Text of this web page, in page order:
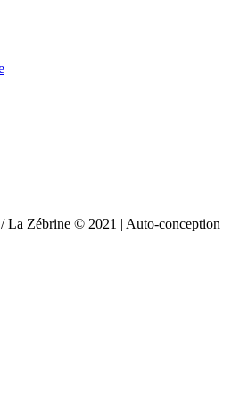
/ La Zébrine © 2021 | Auto-conception